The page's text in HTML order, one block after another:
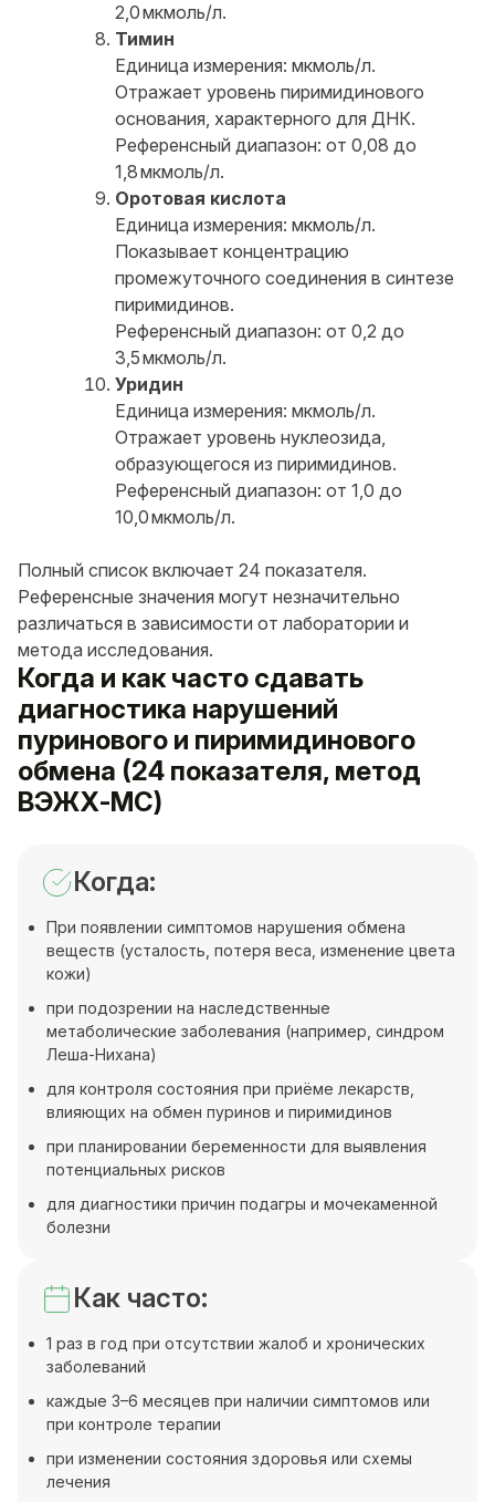
2,0 мкмоль/л.
Тимин
Единица измерения: мкмоль/л.
Отражает уровень пиримидинового
основания, характерного для ДНК.
Референсный диапазон: от 0,08 до
1,8 мкмоль/л.
Оротовая кислота
Единица измерения: мкмоль/л.
Показывает концентрацию
промежуточного соединения в синтезе
пиримидинов.
Референсный диапазон: от 0,2 до
3,5 мкмоль/л.
Уридин
Единица измерения: мкмоль/л.
Отражает уровень нуклеозида,
образующегося из пиримидинов.
Референсный диапазон: от 1,0 до
10,0 мкмоль/л.
Полный список включает 24 показателя.
Референсные значения могут незначительно
различаться в зависимости от лаборатории и
метода исследования.
Когда и как часто сдавать
диагностика нарушений
пуринового и пиримидинового
обмена (24 показателя, метод
ВЭЖХ-МС)
Когда:
При появлении симптомов нарушения обмена
веществ (усталость, потеря веса, изменение цвета
кожи)
при подозрении на наследственные
метаболические заболевания (например, синдром
Леша-Нихана)
для контроля состояния при приёме лекарств,
влияющих на обмен пуринов и пиримидинов
при планировании беременности для выявления
потенциальных рисков
для диагностики причин подагры и мочекаменной
болезни
Как часто:
1 раз в год при отсутствии жалоб и хронических
заболеваний
каждые 3–6 месяцев при наличии симптомов или
при контроле терапии
при изменении состояния здоровья или схемы
лечения